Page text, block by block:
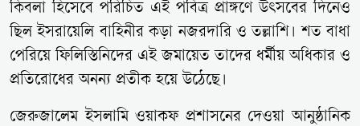
কিবলা হিসেবে পরিচিত এই পবিত্র প্রাঙ্গণে উৎসবের দিনেও
ছিল ইসরায়েলি বাহিনীর কড়া নজরদারি ও তল্লাশি। শত বাধা
পেরিয়ে ফিলিস্তিনিদের এই জমায়েত তাদের ধর্মীয় অধিকার ও
প্রতিরোধের অনন্য প্রতীক হয়ে উঠেছে।
জেরুজালেম ইসলামি ওয়াকফ প্রশাসনের দেওয়া আনুষ্ঠানিক